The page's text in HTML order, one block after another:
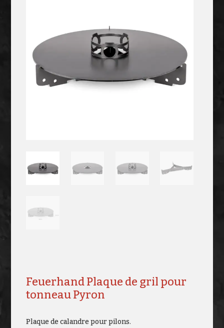
Feuerhand Plaque de gril pour
tonneau Pyron
Plaque de calandre pour pilons.